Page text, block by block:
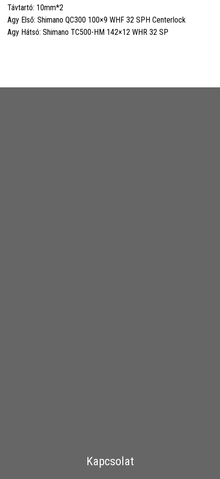
Távtartó: 10mm*2
Agy Első: Shimano QC300 100×9 WHF 32 SPH Centerlock
Agy Hátsó: Shimano TC500-HM 142×12 WHR 32 SP
Kapcsolat